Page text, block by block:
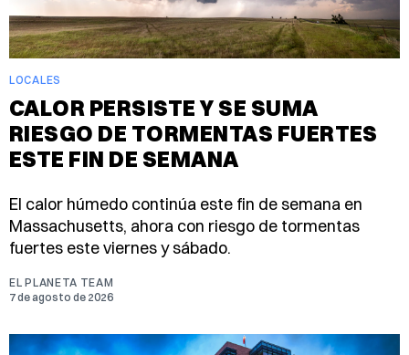
LOCALES
CALOR PERSISTE Y SE SUMA
RIESGO DE TORMENTAS FUERTES
ESTE FIN DE SEMANA
El calor húmedo continúa este fin de semana en
Massachusetts, ahora con riesgo de tormentas
fuertes este viernes y sábado.
EL PLANETA TEAM
7 de agosto de 2026